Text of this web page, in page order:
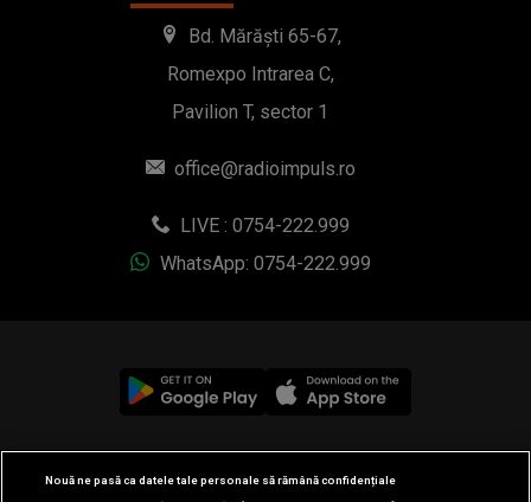
Bd. Mărăști 65-67,
Romexpo Intrarea C,
Pavilion T, sector 1
office@radioimpuls.ro
LIVE : 0754-222.999
WhatsApp: 0754-222.999
© 2019-2026 DOGAN MEDIA INTERNATIONAL SA, Toate
drepturile rezervate.
Nouă ne pasă ca datele tale personale să rămână confidențiale